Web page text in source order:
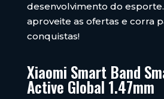
desenvolvimento do
aproveite as ofertas e corra
conquistas!
Xiaomi Smart Band
Active Global 1.47mm